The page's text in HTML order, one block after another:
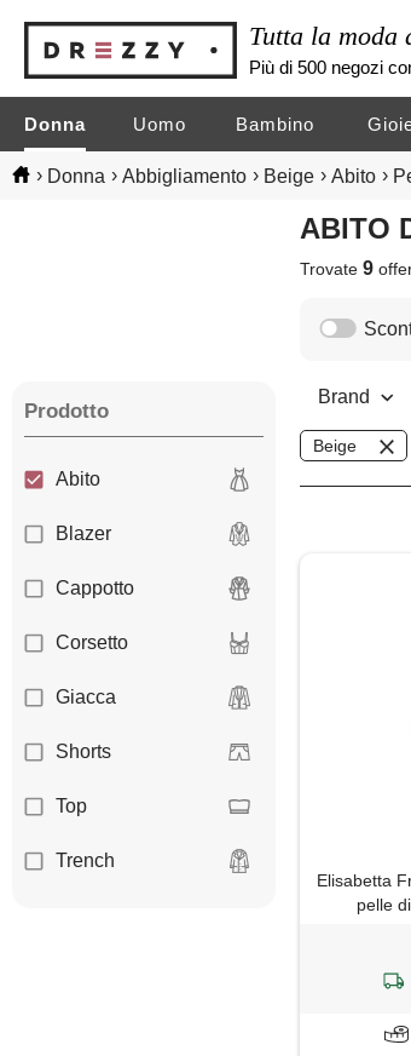
Tutta la moda
Più di 500 negozi
Donna Uomo Bambino
› Donna › Abbigliamento › Beige › Abito ›
Trovate9
Prodotto
Abito
Blazer
Cappotto
Corsetto
Giacca
Shorts
Top
Trench
Brand
Beige
Elisabetta
pelle